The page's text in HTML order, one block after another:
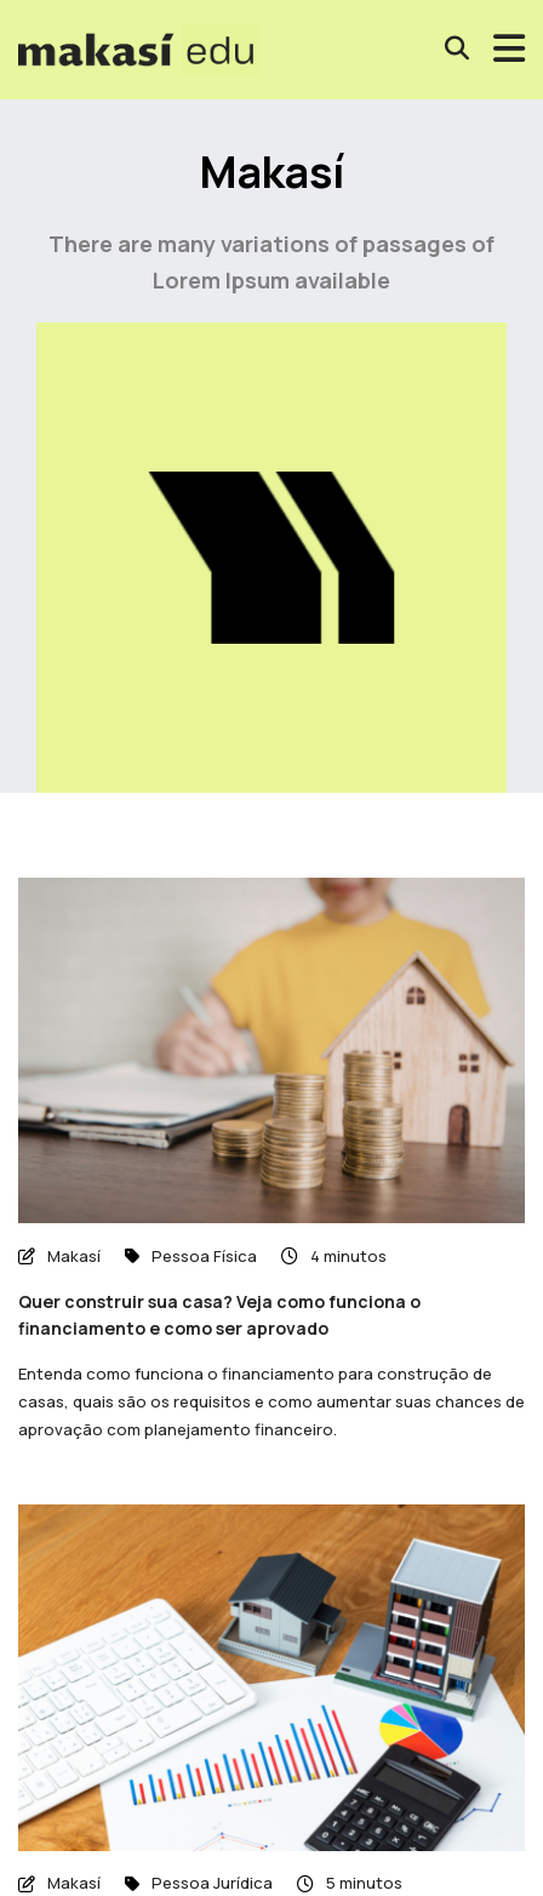
Makasí
There are many variations of passages of
Lorem Ipsum available
Makasí Pessoa Física 4 minutos
Quer construir sua casa? Veja como funciona o
financiamento e como ser aprovado
Entenda como funciona o financiamento para construção de
casas, quais são os requisitos e como aumentar suas chances de
aprovação com planejamento financeiro.
Makasí Pessoa Jurídica 5 minutos